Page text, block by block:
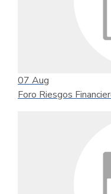
07 Aug
Foro Riesgos